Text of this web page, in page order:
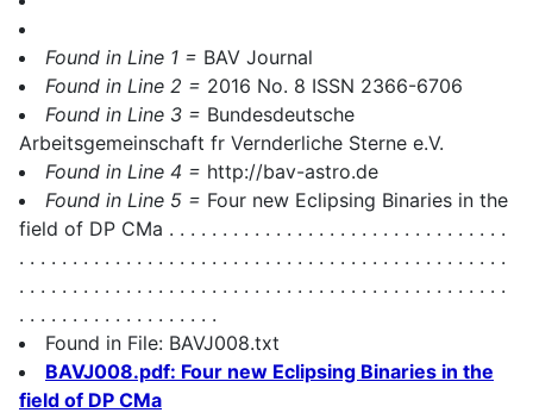
Found in Line 1 = BAV Journal
Found in Line 2 = 2016 No. 8 ISSN 2366-6706
Found in Line 3 = Bundesdeutsche
Arbeitsgemeinschaft fr Vernderliche Sterne e.V.
Found in Line 4 = http://bav-astro.de
Found in Line 5 = Four new Eclipsing Binaries in the
field of DP CMa . . . . . . . . . . . . . . . . . . . . . . . . . . . . . . . .
. . . . . . . . . . . . . . . . . . . . . . . . . . . . . . . . . . . . . . . . . . . . . .
. . . . . . . . . . . . . . . . . . . . . . . . . . . . . . . . . . . . . . . . . . . . . .
. . . . . . . . . . . . . . . . . . .
Found in File: BAVJ008.txt
BAVJ008.pdf: Four new Eclipsing Binaries in the
field of DP CMa